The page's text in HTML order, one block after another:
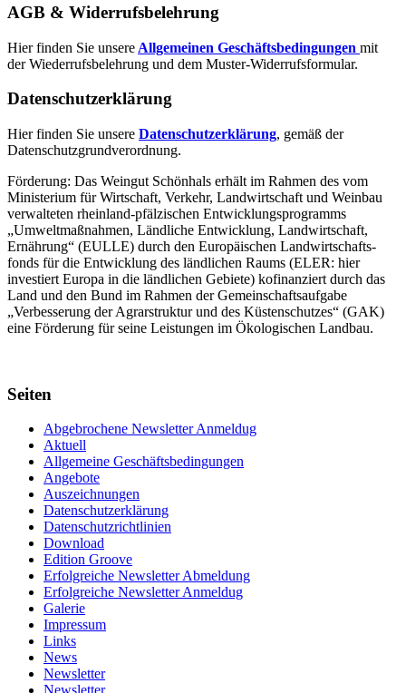
AGB & Widerrufsbelehrung
Hier finden Sie unsere Allgemeinen Geschäftsbedingungen mit
der Wiederrufsbelehrung und dem Muster-Widerrufsformular.
Datenschutzerklärung
Hier finden Sie unsere Datenschutzerklärung, gemäß der
Datenschutzgrundverordnung.
Förderung: Das Weingut Schönhals erhält im Rahmen des vom
Minis­terium für Wirtschaft, Verkehr, Land­wirt­schaft und Weinbau
verwal­teten rhein­land-pfälzischen Entwick­lungs­programms
„Umwelt­maßnahmen, Länd­liche Entwick­lung, Landwirt­schaft,
Ernährung“ (EULLE) durch den Euro­päischen Land­wirtschafts­
fonds für die Entwick­lung des länd­lichen Raums (ELER: hier
investiert Europa in die ländlichen Gebiete) kofinanziert durch das
Land und den Bund im Rahmen der Gemein­schafts­aufgabe
„Verbes­serung der Agrar­struktur und des Küsten­schutzes“ (GAK)
eine Förderung für seine Leis­tungen im Ökolo­gischen Landbau.
Seiten
Abgebrochene Newsletter Anmeldug
Aktuell
Allgemeine Geschäftsbedingungen
Angebote
Auszeichnungen
Datenschutzerklärung
Datenschutzrichtlinien
Download
Edition Groove
Erfolgreiche Newsletter Abmeldung
Erfolgreiche Newsletter Anmeldug
Galerie
Impressum
Links
News
Newsletter